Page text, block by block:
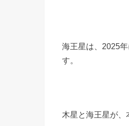
海王星は、2025
す。
木星と海王星が、